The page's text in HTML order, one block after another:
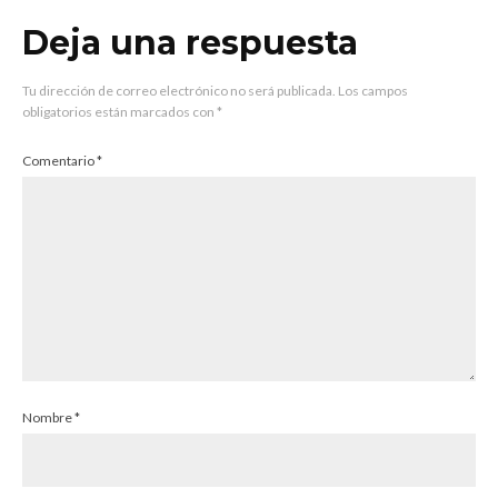
Deja una respuesta
Tu dirección de correo electrónico no será publicada. Los campos
obligatorios están marcados con *
Comentario*
Nombre*